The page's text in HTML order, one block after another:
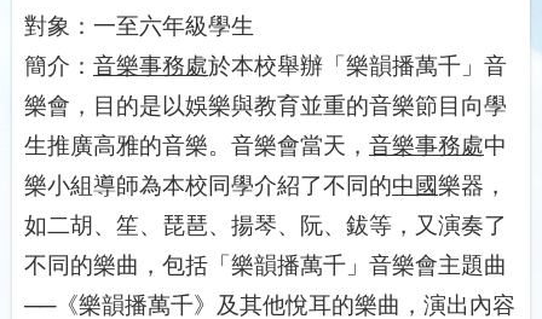
對象：一至六年級學生
簡介： 音樂事務處於本校舉辦「樂韻播萬千」音
樂會，目的是以娛樂與教育並重的音樂節目向學
生推廣高雅的音樂。音樂會當天， 音樂事務處中
樂小組導師為本校同學介紹了不同的中國樂器，
如二胡、笙、琵琶、揚琴、阮、鈸等，又演奏了
不同的樂曲，包括「樂韻播萬千」音樂會主題曲
──《樂韻播萬千》及其他悅耳的樂曲，演出內容